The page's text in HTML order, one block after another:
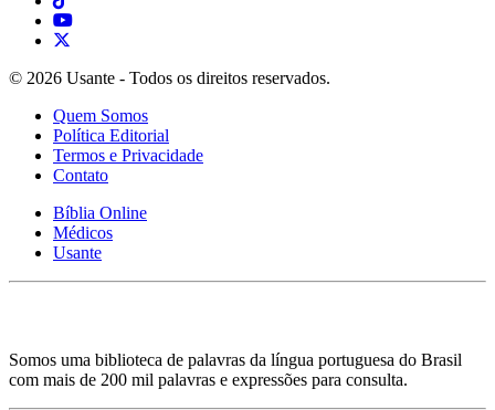
© 2026 Usante - Todos os direitos reservados.
Quem Somos
Política Editorial
Termos e Privacidade
Contato
Bíblia Online
Médicos
Usante
Somos uma biblioteca de palavras da língua portuguesa do Brasil
com mais de 200 mil palavras e expressões para consulta.